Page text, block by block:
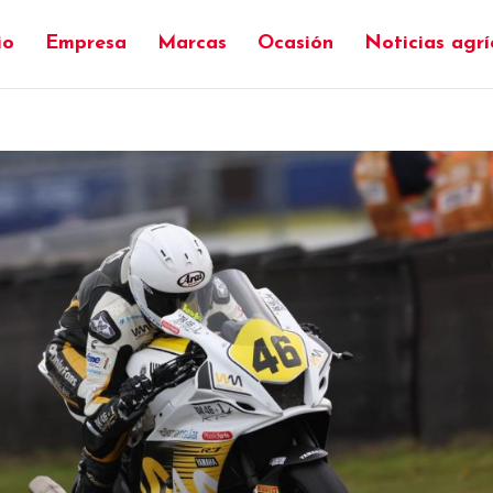
Empresa Marcas Ocasión Noticias